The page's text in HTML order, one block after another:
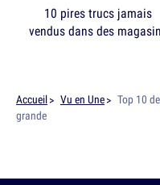
10 pires trucs jamais
vendus dans des
Accueil Vu en Une
Top 10
grande